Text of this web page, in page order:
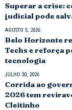
Superar a crise:
judicial pode
AGOSTO 5, 2026
Belo Horizonte
Techs e reforça
tecnologia
JULHO 30, 2026
Corrida ao
2026 tem
Cleitinho